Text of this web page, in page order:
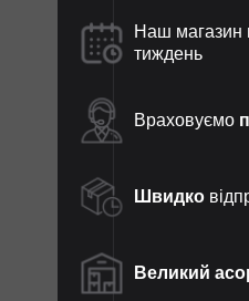
Наш магазин
тиждень
Враховуємо
Швидко
Великий